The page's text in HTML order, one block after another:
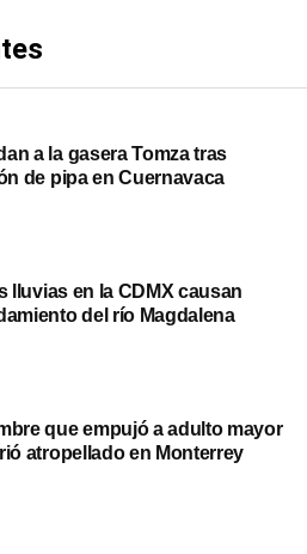
a la gasera Tomza tras
de pipa en Cuernavaca
lluvias en la CDMX causan
del río Magdalena
que empujó a adulto mayor
atropellado en Monterrey